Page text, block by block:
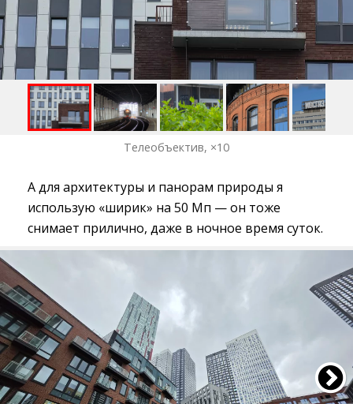
Телеобъектив, ×10
А для архитектуры и панорам природы я
использую «ширик» на 50 Мп — он тоже
снимает прилично, даже в ночное время суток.